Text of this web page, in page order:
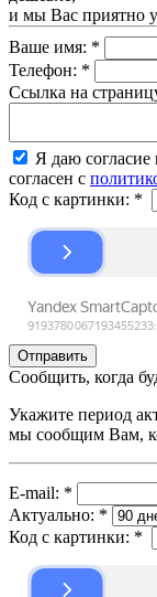
и мы Вас приятно
Ваше имя: *
Телефон: *
Ссылка на
Я даю
согласен с
Код с картинки: *
Сообщить, когда
Укажите период
мы сообщим Вам,
E-mail: *
Актуально: *
Код с картинки: *